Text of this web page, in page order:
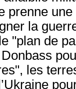
prenne
la
"plan de
les